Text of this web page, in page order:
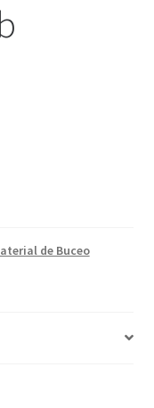
de Buceo